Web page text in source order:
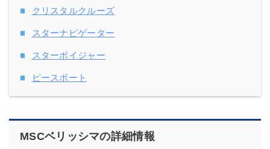
クリスタルクルーズ
スターナビゲーター
スターボイジャー
ピースボート
MSCベリッシマの詳細情報